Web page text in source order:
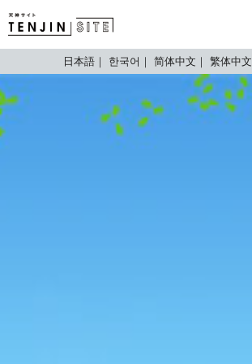
TENJIN SITE
日本語 한국어 简体中文 繁体中文